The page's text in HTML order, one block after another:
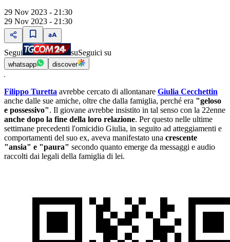
29 Nov 2023 - 21:30
29 Nov 2023 - 21:30
Segui suSeguici su
whatsapp discover
Filippo Turetta avrebbe cercato di allontanare Giulia Cecchettin
anche dalle sue amiche, oltre che dalla famiglia, perché era "geloso
e possessivo". Il giovane avrebbe insistito in tal senso con la 22enne
anche dopo la fine della loro relazione. Per questo nelle ultime
settimane precedenti l'omicidio Giulia, in seguito ad atteggiamenti e
comportamenti del suo ex, aveva manifestato una crescente
"ansia" e "paura" secondo quanto emerge da messaggi e audio
raccolti dai legali della famiglia di lei.